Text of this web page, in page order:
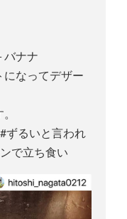
バナナ
なってデザー
ずるいと言われ
で立ち食い